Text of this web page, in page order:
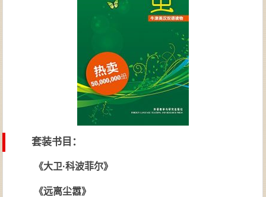
套装书目：
《大卫·科波菲尔》
《远离尘嚣》